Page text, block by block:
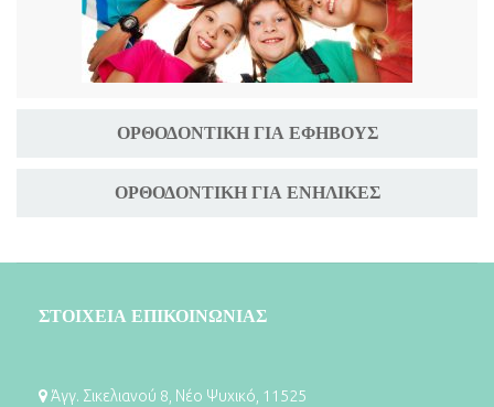
ΟΡΘΟΔΟΝΤΙΚΉ ΓΙΑ ΕΦΉΒΟΥΣ
ΟΡΘΟΔΟΝΤΙΚΉ ΓΙΑ ΕΝΉΛΙΚΕΣ
ΣΤΟΙΧΕΙΑ ΕΠΙΚΟΙΝΩΝΙΑΣ
Άγγ. Σικελιανού 8, Νέο Ψυχικό, 11525